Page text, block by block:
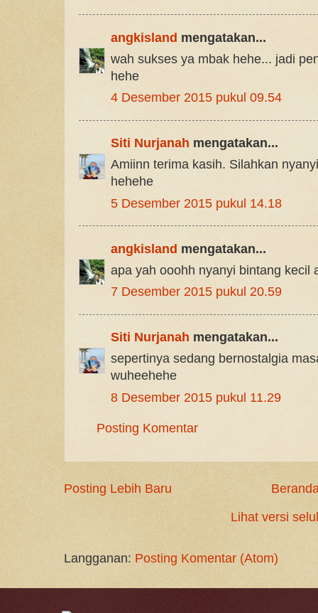
angkisland mengatakan...
wah sukses ya mbak hehe... jadi
hehe
4 Desember 2015 pukul 09.54
Siti Nurjanah mengatakan...
Amiinn terima kasih. Silahkan
hehehe
5 Desember 2015 pukul 14.18
angkisland mengatakan...
apa yah ooohh nyanyi bintang kecil
7 Desember 2015 pukul 20.59
Siti Nurjanah mengatakan...
sepertinya sedang bernostalgia
wuheehehe
8 Desember 2015 pukul 11.29
Posting Komentar
Posting Lebih Baru
Lihat versi
Langganan: Posting Komentar (Atom)